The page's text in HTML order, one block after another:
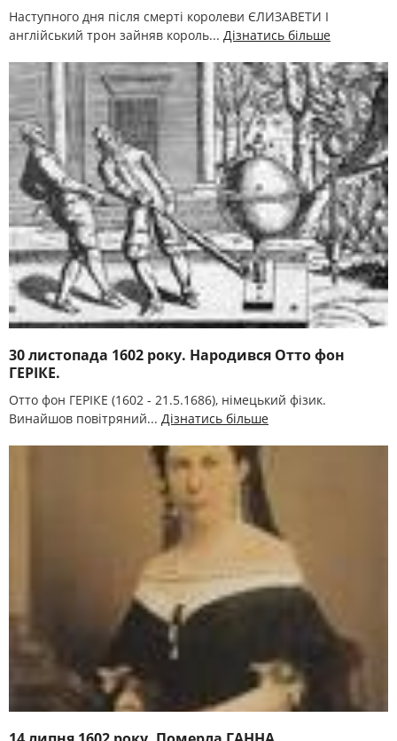
Наступного дня після смерті королеви ЄЛИЗАВЕТИ I
англійський трон зайняв король... Дізнатись більше
30 листопада 1602 року. Народився Отто фон
ГЕРІКЕ.
Отто фон ГЕРІКЕ (1602 - 21.5.1686), німецький фізик.
Винайшов повітряний... Дізнатись більше